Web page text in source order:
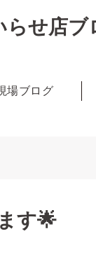
らせ店ブ
場ブログ
す🌟